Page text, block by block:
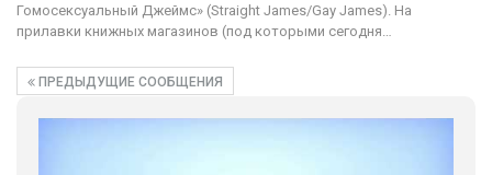
Гомосексуальный Джеймс» (Straight James/Gay James). На
прилавки книжных магазинов (под которыми сегодня…
ПРЕДЫДУЩИЕ СООБЩЕНИЯ